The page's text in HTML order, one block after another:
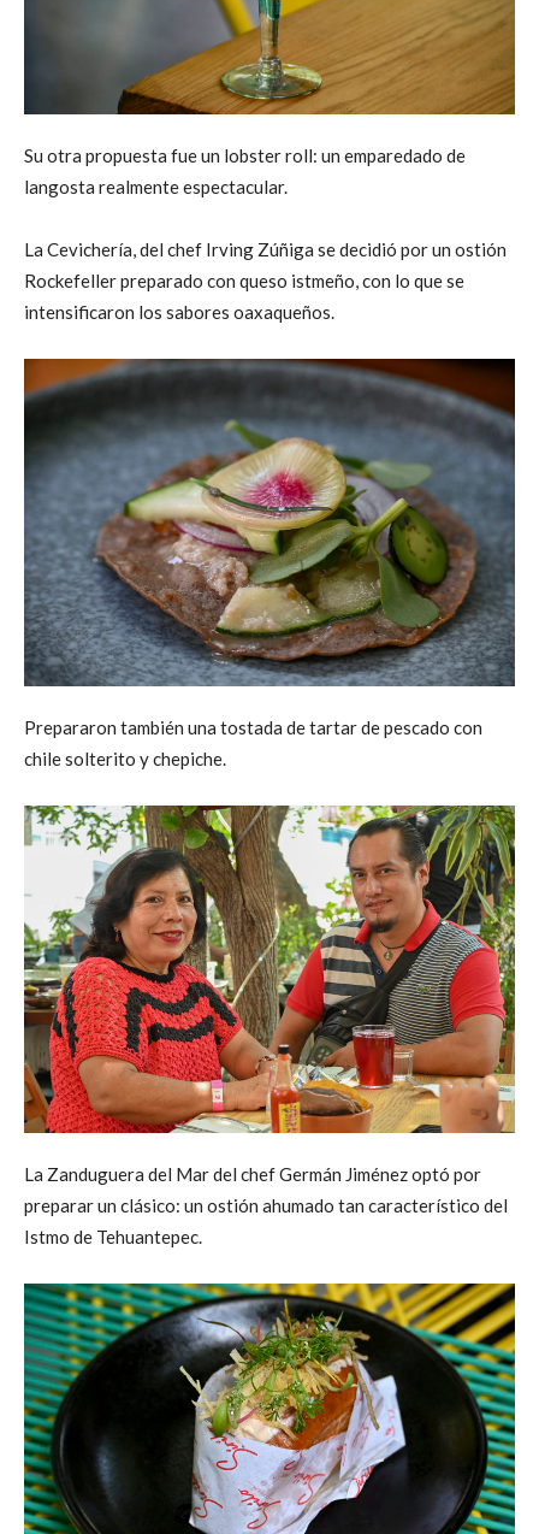
Su otra propuesta fue un lobster roll: un emparedado de
langosta realmente espectacular.
La Cevichería, del chef Irving Zúñiga se decidió por un ostión
Rockefeller preparado con queso istmeño, con lo que se
intensificaron los sabores oaxaqueños.
Prepararon también una tostada de tartar de pescado con
chile solterito y chepiche.
La Zanduguera del Mar del chef Germán Jiménez optó por
preparar un clásico: un ostión ahumado tan característico del
Istmo de Tehuantepec.